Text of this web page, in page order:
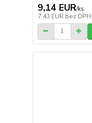
9,14 EUR/ks
7,43 EUR bez DPH